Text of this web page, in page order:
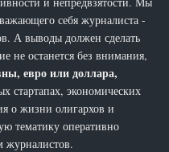
себя журналиста -
А выводы должен сделать
не останется без внимания,
евро или доллара,
стартапах, экономических
о жизни олигархов и
тематику оперативно
журналистов.